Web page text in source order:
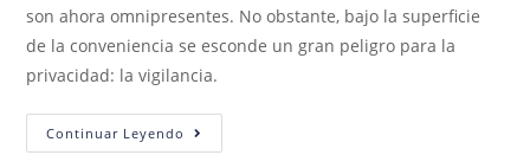
son ahora omnipresentes. No obstante, bajo la superficie
de la conveniencia se esconde un gran peligro para la
privacidad: la vigilancia.
Continuar Leyendo